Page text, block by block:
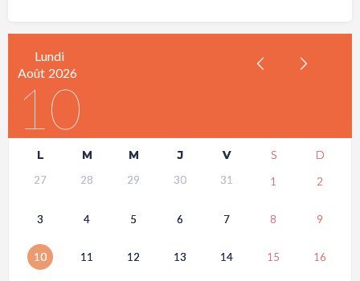
Lundi
Août 2026
10
L M M J V S D
27 28 29 30 31 1 2
3 4 5 6 7 8 9
10 11 12 13 14 15 16